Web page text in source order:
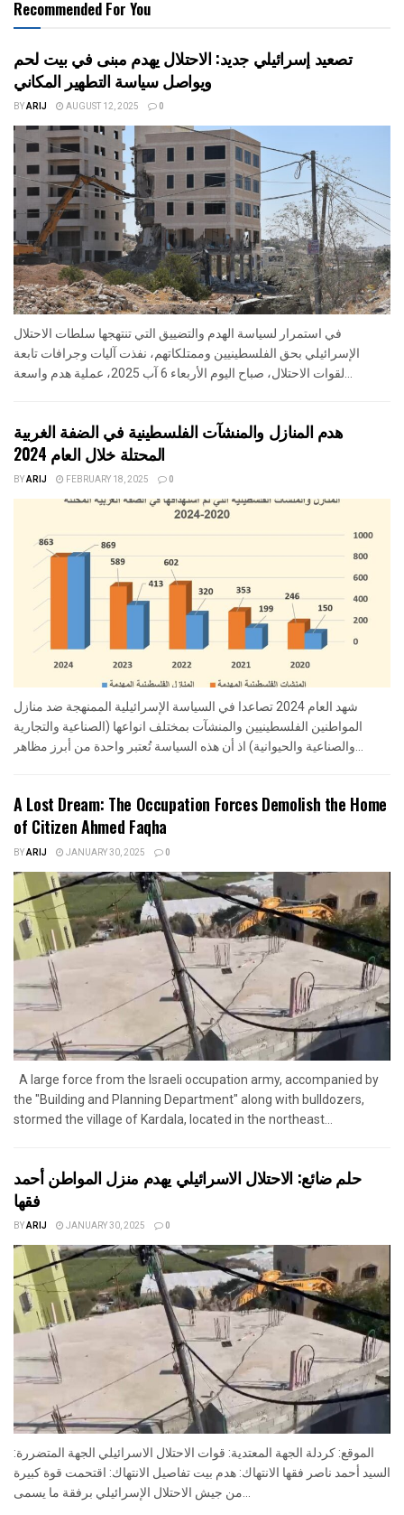
Recommended For You
تصعيد إسرائيلي جديد: الاحتلال يهدم مبنى في بيت لحم
ويواصل سياسة التطهير المكاني
BYARIJ AUGUST 12, 2025 0
في استمرار لسياسة الهدم والتضييق التي تنتهجها سلطات الاحتلال
الإسرائيلي بحق الفلسطينيين وممتلكاتهم، نفذت آليات وجرافات تابعة
لقوات الاحتلال، صباح اليوم الأربعاء 6 آب 2025، عملية هدم واسعة...
هدم المنازل والمنشآت الفلسطينية في الضفة الغربية
المحتلة خلال العام 2024
BYARIJ FEBRUARY 18, 2025 0
شهد العام 2024 تصاعدا في السياسة الإسرائيلية الممنهجة ضد منازل
المواطنين الفلسطينيين والمنشآت بمختلف انواعها (الصناعية والتجارية
والصناعية والحيوانية) اذ أن هذه السياسة تُعتبر واحدة من أبرز مظاهر...
A Lost Dream: The Occupation Forces Demolish the Home
of Citizen Ahmed Faqha
BYARIJ JANUARY 30, 2025 0
A large force from the Israeli occupation army, accompanied by
the "Building and Planning Department" along with bulldozers,
stormed the village of Kardala, located in the northeast...
حلم ضائع: الاحتلال الاسرائيلي يهدم منزل المواطن أحمد
فقها
BYARIJ JANUARY 30, 2025 0
الموقع: كردلة الجهة المعتدية: قوات الاحتلال الاسرائيلي الجهة المتضررة:
السيد أحمد ناصر فقها الانتهاك: هدم بيت تفاصيل الانتهاك: اقتحمت قوة كبيرة
من جيش الاحتلال الإسرائيلي برفقة ما يسمى...